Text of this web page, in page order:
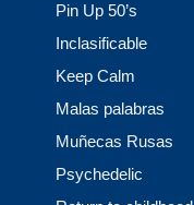
Pin Up 50’s
Inclasificable
Keep Calm
Malas palabras
Muñecas Rusas
Psychedelic